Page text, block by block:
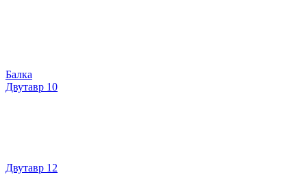
Балка
Двутавр 10
Двутавр 12